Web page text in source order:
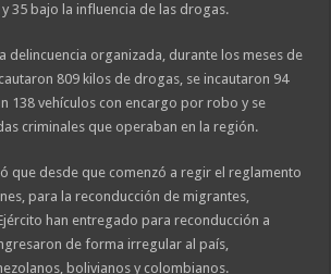
35 bajo la influencia de las drogas.
delincuencia organizada, durante los meses de
809 kilos de drogas, se incautaron 94
138 vehículos con encargo por robo y se
criminales que operaban en la región.
que desde que comenzó a regir el reglamento
para la reconducción de migrantes,
han entregado para reconducción a
de forma irregular al país,
bolivianos y colombianos.